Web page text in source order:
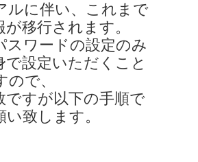
ルに伴い、これまで
移行されます。
スワードの設定のみ
で設定いただくこと
で、
ですが以下の手順で
致します。